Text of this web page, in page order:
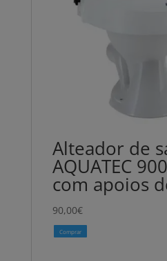
Alteador de
AQUATEC 900
com apoios
90,00€
Comprar